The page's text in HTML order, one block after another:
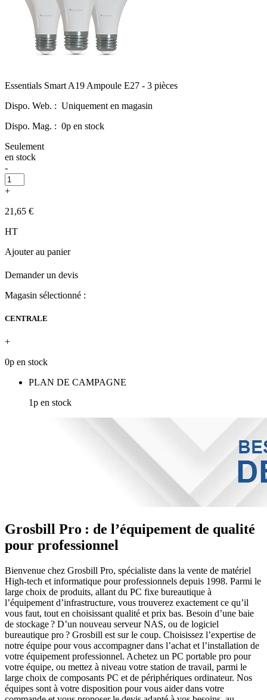
Essentials Smart A19 Ampoule E27 - 3 pièces
Dispo. Web. : Uniquement en magasin
Dispo. Mag. : 0p en stock
Seulement
en stock
-
+
21,65 €
HT
Ajouter au panier
Demander un devis
Magasin sélectionné :
CENTRALE
+
0p en stock
PLAN DE CAMPAGNE
1p en stock
Grosbill Pro : de l’équipement de qualité
pour professionnel
Bienvenue chez Grosbill Pro, spécialiste dans la vente de matériel
High-tech et informatique pour professionnels depuis 1998. Parmi le
large choix de produits, allant du PC fixe bureautique à
l’équipement d’infrastructure, vous trouverez exactement ce qu’il
vous faut, tout en choisissant qualité et prix bas. Besoin d’une baie
de stockage ? D’un nouveau serveur NAS, ou de logiciel
bureautique pro ? Grosbill est sur le coup. Choisissez l’expertise de
notre équipe pour vous accompagner dans l’achat et l’installation de
votre équipement professionnel. Achetez un PC portable pro pour
votre équipe, ou mettez à niveau votre station de travail, parmi le
large choix de composants PC et de périphériques ordinateur. Nos
équipes sont à votre disposition pour vous aider dans votre